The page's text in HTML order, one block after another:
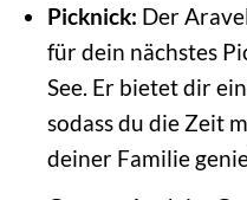
Picknick: Der
für dein nächstes
See. Er bietet dir
sodass du die Zeit
deiner Familie